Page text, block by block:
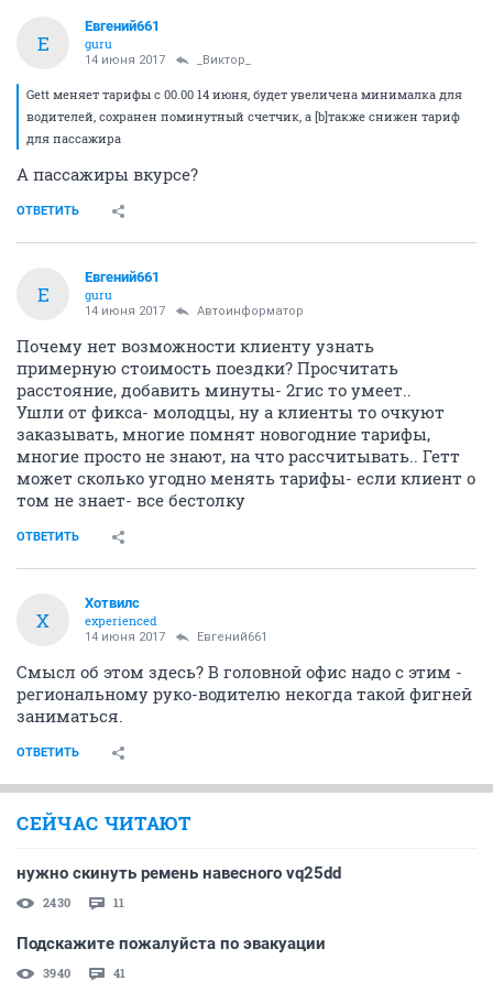
Е
Евгений661
guru
14 июня 2017 _Виктор_
Gett меняет тарифы с 00.00 14 июня, будет увеличена минималка для
водителей, сохранен поминутный счетчик, а [b]также снижен тариф
для пассажира
А пассажиры вкурсе?
ОТВЕТИТЬ
Е
Евгений661
guru
14 июня 2017 Автоинформатор
Почему нет возможности клиенту узнать
примерную стоимость поездки? Просчитать
расстояние, добавить минуты- 2гис то умеет..
Ушли от фикса- молодцы, ну а клиенты то очкуют
заказывать, многие помнят новогодние тарифы,
многие просто не знают, на что рассчитывать.. Гетт
может сколько угодно менять тарифы- если клиент о
том не знает- все бестолку
ОТВЕТИТЬ
Х
Хотвилс
experienced
14 июня 2017 Евгений661
Смысл об этом здесь? В головной офис надо с этим -
региональному руко-водителю некогда такой фигней
заниматься.
ОТВЕТИТЬ
СЕЙЧАС ЧИТАЮТ
нужно скинуть ремень навесного vq25dd
2430 11
Подскажите пожалуйста по эвакуации
3940 41